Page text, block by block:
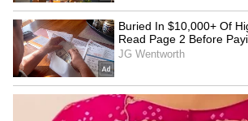
హాని చేస్తుంది. వీరి జీవితంలో అనేక
ఉంటాయి. విభిన్న వ్యక్తిత్వం వల్ల
కలిసిపోలేరు.